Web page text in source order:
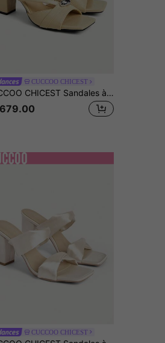
CUCCOO CHICEST
CUCCOO CHICEST Sandales à talon carré avec boucle en métal français, talon épais, polyvalentes, pour banquet, à talons hauts, coloris nude
CUCCOO CHICEST